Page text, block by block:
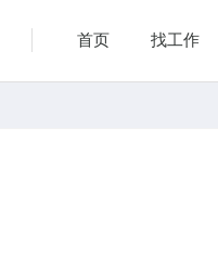
首页 找工作